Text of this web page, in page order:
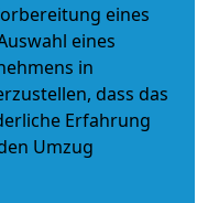
eines
eines
in
dass das
Erfahrung
Umzug